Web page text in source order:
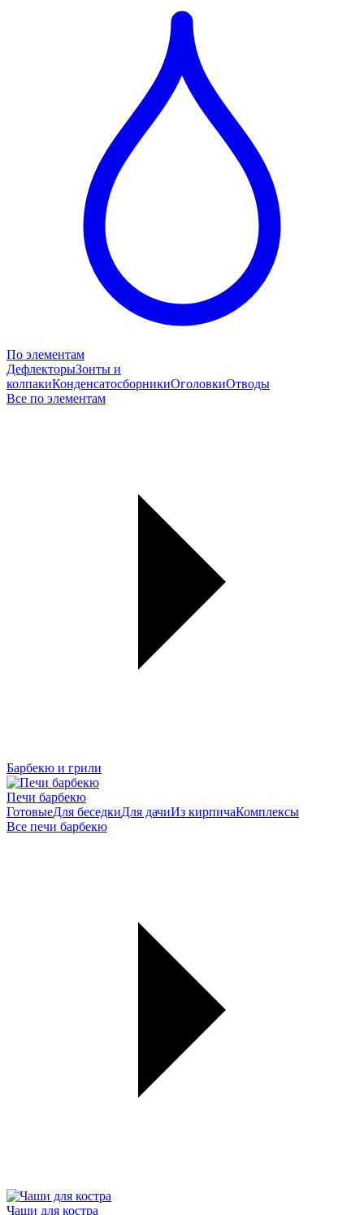
По элементам
ДефлекторыЗонты и
колпакиКонденсатосборникиОголовкиОтводы
Все по элементам
Барбекю и грили
Печи барбекю
ГотовыеДля беседкиДля дачиИз кирпичаКомплексы
Все печи барбекю
Чаши для костра